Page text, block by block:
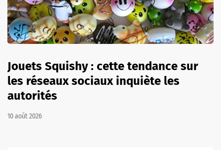
Jouets Squishy : cette tendance sur
les réseaux sociaux inquiète les
autorités
10 août 2026